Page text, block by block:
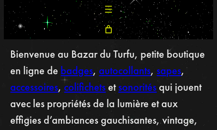
Bienvenue au Bazar du Turfu, petite boutique
en ligne de badges, autocollants, sapes,
accessoires, colifichetsetsonorités qui jouent
avec les propriétés de la lumière et aux
effigies d’ambiances gauchisantes, vintage,